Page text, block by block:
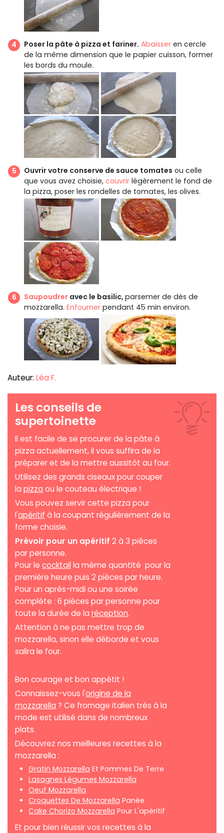
Poser la pâte à pizza et fariner. Abaisser en cercle
de la même dimension que le papier cuisson, former
les bords du moule.
Ouvrir votre conserve de sauce tomates ou celle
que vous avez choisie, couvrir légèrement le fond de
la pizza, poser les rondelles de tomates, les olives.
Saupoudrer avec le basilic, parsemer de dés de
mozzarella. Enfourner pendant 45 min environ.
Auteur: Léa F.
Les conseils de
supertoinette
Il est facile de se procurer de la pâte à
pizza actuellement, il vous suffira de la
préparer et de la mettre aussitôt au four.
Utilisez des grands ciseaux pour couper
la pizza ou le couteau électrique !
Vous pouvez servir cette pizza pour
l'apéritif à la coupant régulièrement de la
forme choisie.
Prévoir pour un apéritif 2 à 3 pièces
par personne.
Pour le cocktail la même quantité pour la
première heure puis 2 pièces par heure.
Pour un après-midi ou une soirée
complète : 6 pièces par personne pour
toute la durée de la réception.
Attention à ne pas mettre trop de
mozzarella, sinon elle déborde et vous
salira le four.
Bon courage et bon appétit !
Connaissez-vous l'origine de la
mozzarella ? Ce fromage italien très à la
mode est utilisé dans de nombreux
plats.
Découvrez nos meilleures recettes à la
mozzarella :
Gratin Mozzarella Et Pommes De Terre
Lasagnes Légumes Mozzarella
Oeuf Mozzarella
Croquettes De Mozzarella Panée
Cake Chorizo Mozzarella Pour L'apéritif
Et pour bien réussir vos recettes à la